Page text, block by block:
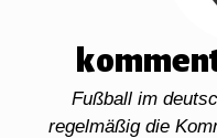
Fußball im
regelmäßig die